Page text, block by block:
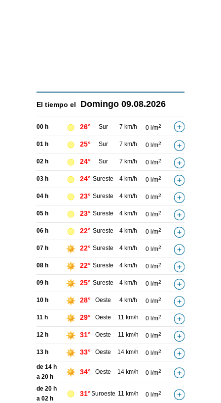
El tiempo el Domingo 09.08.2026
00 h 26° Sur 7 km/h 0 l/m2
01 h 25° Sur 7 km/h 0 l/m2
02 h 24° Sur 7 km/h 0 l/m2
03 h 24° Sureste 4 km/h 0 l/m2
04 h 23° Sureste 4 km/h 0 l/m2
05 h 23° Sureste 4 km/h 0 l/m2
06 h 22° Sureste 4 km/h 0 l/m2
07 h 22° Sureste 4 km/h 0 l/m2
08 h 22° Sureste 4 km/h 0 l/m2
09 h 25° Sureste 4 km/h 0 l/m2
10 h 28° Oeste 4 km/h 0 l/m2
11 h 29° Oeste 11 km/h 0 l/m2
12 h 31° Oeste 11 km/h 0 l/m2
13 h 33° Oeste 14 km/h 0 l/m2
de 14 h
a 20 h
34° Oeste 14 km/h 0 l/m2
de 20 h
a 02 h
31°Suroeste 11 km/h 0 l/m2